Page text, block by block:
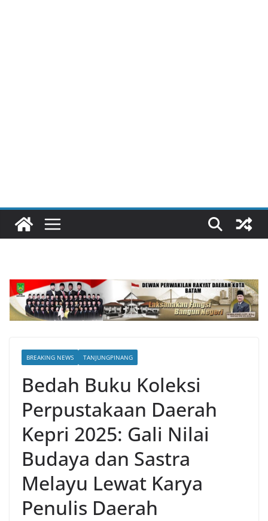
BREAKING NEWS TANJUNGPINANG
Bedah Buku Koleksi
Perpustakaan Daerah
Kepri 2025: Gali Nilai
Budaya dan Sastra
Melayu Lewat Karya
Penulis Daerah